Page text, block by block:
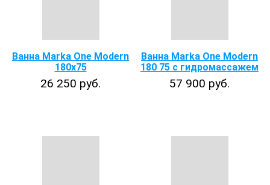
Ванна Marka One Modern
180x75
26 250 руб.
Ванна Marka One Modern
180 75 с гидромассажем
57 900 руб.